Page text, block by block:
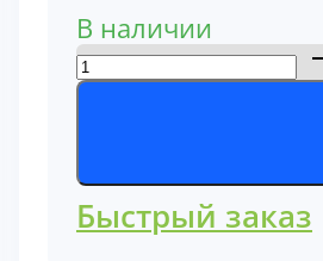
В наличии
Количество
товара
масляный
Hitachi
484995
Быстрый заказ